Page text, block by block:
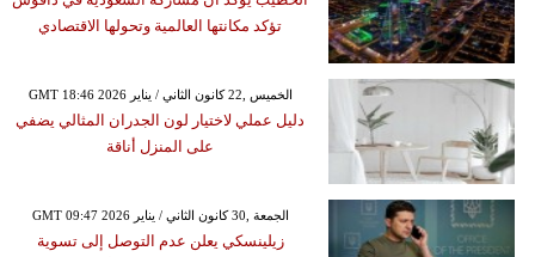
تؤكد مكانتها العالمية وتحولها الاقتصادي
GMT 18:46 2026 الخميس ,22 كانون الثاني / يناير
دليل عملي لاختيار لون الجدران المثالي يضفي
على المنزل أناقة
GMT 09:47 2026 الجمعة ,30 كانون الثاني / يناير
زيلينسكي يعلن عدم التوصل إلى تسوية